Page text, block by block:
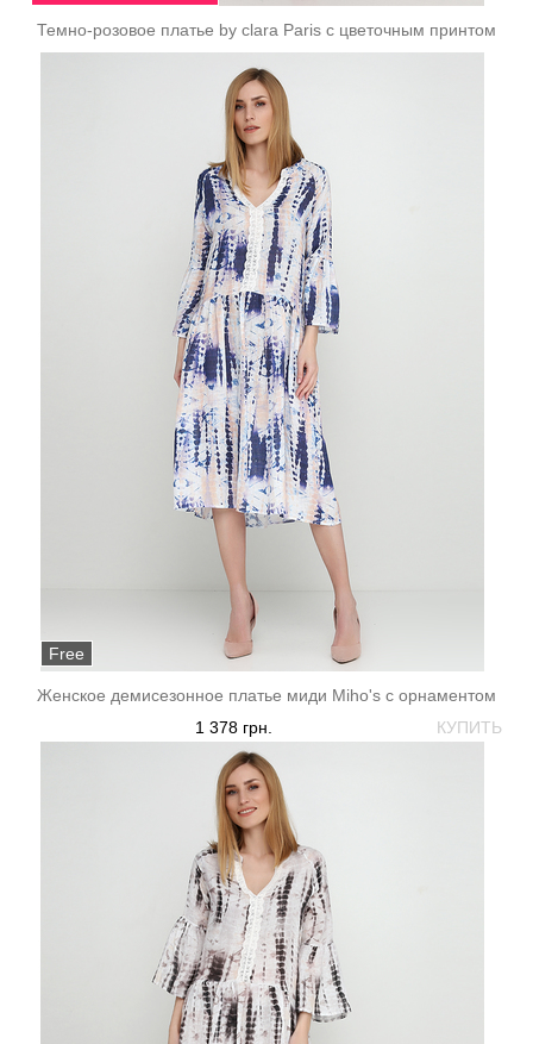
Темно-розовое платье by clara Paris с цветочным принтом
Free
Женское демисезонное платье миди Miho's с орнаментом
КУПИТЬ
1 378 грн.